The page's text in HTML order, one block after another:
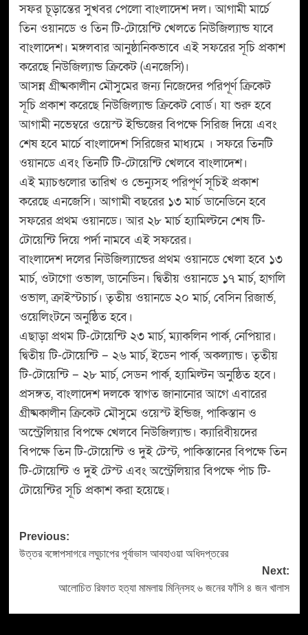
সফর চূড়ান্তের সুখবর পেলো বাংলাদেশ দল। আগামী মার্চে
তিন ওয়ানডে ও তিন টি-টোয়েন্টি খেলতে নিউজিল্যান্ড যাবে
বাংলাদেশ। মঙ্গলবার আনুষ্ঠানিকভাবে এই সফরের সূচি প্রকাশ
করেছে নিউজিল্যান্ড ক্রিকেট (এনজেসি)।
আসন্ন গ্রীষ্মকালীন মৌসুমের জন্য নিজেদের পরিপূর্ণ ক্রিকেট
সূচি প্রকাশ করেছে নিউজিল্যান্ড ক্রিকেট বোর্ড। যা শুরু হবে
আগামী নভেম্বরে ওয়েস্ট ইন্ডিজের বিপক্ষে সিরিজ দিয়ে এবং
শেষ হবে মার্চে বাংলাদেশ সিরিজের মাধ্যমে । সফরে তিনটি
ওয়ানডে এবং তিনটি টি-টোয়েন্টি খেলবে বাংলাদেশ।
এই ম্যাচগুলোর তারিখ ও ভেন্যুসহ পরিপূর্ণ সূচিই প্রকাশ
করেছে এনজেসি। আগামী বছরের ১৩ মার্চ ডানেডিনে হবে
সফরের প্রথম ওয়ানডে। আর ২৮ মার্চ হ্যামিল্টনে শেষ টি-
টোয়েন্টি দিয়ে পর্দা নামবে এই সফরের।
বাংলাদেশ দলের নিউজিল্যান্ডের প্রথম ওয়ানডে খেলা হবে ১৩
মার্চ, ওটাগো ওভাল, ডানেডিন। দ্বিতীয় ওয়ানডে ১৭ মার্চ, হাগলি
ওভাল, ক্রাইস্টচার্চ। তৃতীয় ওয়ানডে ২০ মার্চ, বেসিন রিজার্ভ,
ওয়েলিংটনে অনুষ্ঠিত হবে।
এছাড়া প্রথম টি-টোয়েন্টি ২৩ মার্চ, ম্যাকলিন পার্ক, নেপিয়ার।
দ্বিতীয় টি-টোয়েন্টি – ২৬ মার্চ, ইডেন পার্ক, অকল্যান্ড। তৃতীয়
টি-টোয়েন্টি – ২৮ মার্চ, সেডন পার্ক, হ্যামিল্টন অনুষ্ঠিত হবে।
প্রসঙ্গত, বাংলাদেশ দলকে স্বাগত জানানোর আগে এবারের
গ্রীষ্মকালীন ক্রিকেট মৌসুমে ওয়েস্ট ইন্ডিজ, পাকিস্তান ও
অস্ট্রেলিয়ার বিপক্ষে খেলবে নিউজিল্যান্ড। ক্যারিবীয়দের
বিপক্ষে তিন টি-টোয়েন্টি ও দুই টেস্ট, পাকিস্তানের বিপক্ষে তিন
টি-টোয়েন্টি ও দুই টেস্ট এবং অস্ট্রেলিয়ার বিপক্ষে পাঁচ টি-
টোয়েন্টির সূচি প্রকাশ করা হয়েছে।
Previous:
উত্তর বঙ্গোপসাগরে লঘুচাপের পূর্বাভাস আবহাওয়া অধিদপ্তরের
Next:
আলোচিত রিফাত হত্যা মামলায় মিন্নিসহ ৬ জনের ফাঁসি ৪ জন খালাস